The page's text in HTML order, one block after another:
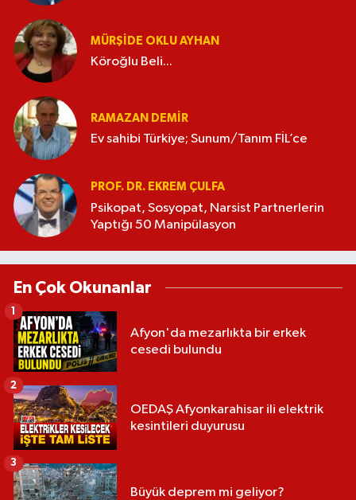
MÜRŞIDE OKLU AYHAN
Köroğlu Beli...
RAMAZAN DEMİR
Ev sahibi Türkiye; Sunum/Tanım FİL’ce
PROF. DR. EKREM ÇULFA
Psikopat, Sosyopat, Narsist Partnerlerin
Yaptığı 50 Manipülasyon
En Çok Okunanlar
Afyon'da mezarlıkta bir erkek
cesedi bulundu
1
OEDAŞ Afyonkarahisar ili elektrik
kesintileri duyurusu
2
Büyük deprem mi geliyor?
3